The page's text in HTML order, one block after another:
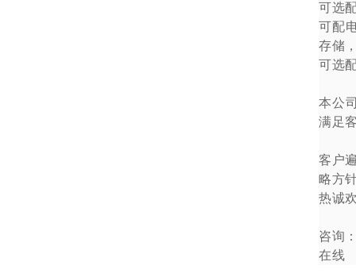
可选
可配
存储
可选
本公
满足
客户
略方
热诚
咨询
在线